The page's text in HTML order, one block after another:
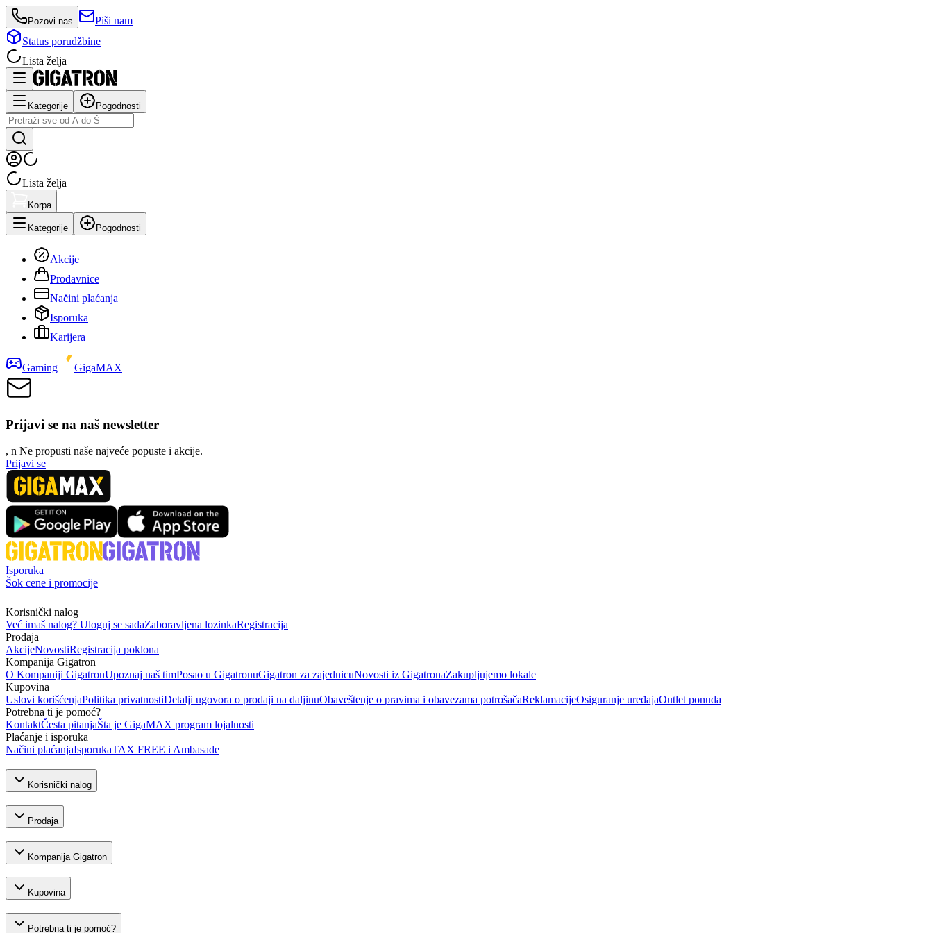
Pozovi nas
Piši nam
Status porudžbine
Lista želja
Kategorije Pogodnosti
Lista želja
Korpa
Kategorije Pogodnosti
Akcije
Prodavnice
Načini plaćanja
Isporuka
Karijera
Gaming GigaMAX
Prijavi se na naš newsletter
, n Ne propusti naše najveće popuste i akcije.
Prijavi se
Isporuka
Šok cene i promocije
Korisnički nalog
Već imaš nalog? Uloguj se sadaZaboravljena lozinkaRegistracija
Prodaja
AkcijeNovostiRegistracija poklona
Kompanija Gigatron
O Kompaniji GigatronUpoznaj naš timPosao u GigatronuGigatron za zajednicuNovosti iz GigatronaZakupljujemo lokale
Kupovina
Uslovi korišćenjaPolitika privatnostiDetalji ugovora o prodaji na daljinuObaveštenje o pravima i obavezama potrošačaReklamacijeOsiguranje uređajaOutlet ponuda
Potrebna ti je pomoć?
KontaktČesta pitanjaŠta je GigaMAX program lojalnosti
Plaćanje i isporuka
Načini plaćanjaIsporukaTAX FREE i Ambasade
Korisnički nalog
Prodaja
Kompanija Gigatron
Kupovina
Potrebna ti je pomoć?